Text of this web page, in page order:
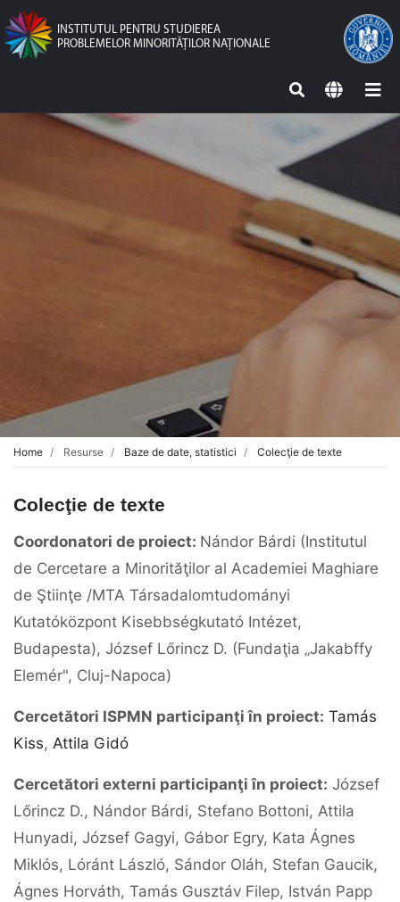
INSTITUTUL PENTRU STUDIEREA
PROBLEMELOR MINORITĂŢILOR NAŢIONALE
Home Resurse Baze de date, statistici Colecţie de texte
Colecţie de texte
Coordonatori de proiect: Nándor Bárdi (Institutul
de Cercetare a Minorităţilor al Academiei Maghiare
de Ştiinţe /MTA Társadalomtudományi
Kutatóközpont Kisebbségkutató Intézet,
Budapesta), József Lőrincz D. (Fundaţia „Jakabffy
Elemér", Cluj-Napoca)
Cercetători ISPMN participanţi în proiect: Tamás
Kiss, Attila Gidó
Cercetători externi participanţi în proiect: József
Lőrincz D., Nándor Bárdi, Stefano Bottoni, Attila
Hunyadi, József Gagyi, Gábor Egry, Kata Ágnes
Miklós, Lóránt László, Sándor Oláh, Stefan Gaucik,
Ágnes Horváth, Tamás Gusztáv Filep, István Papp